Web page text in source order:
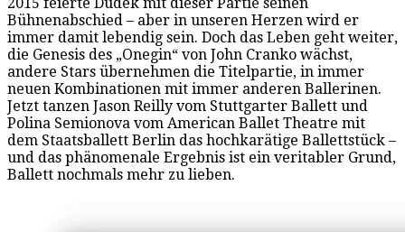
Bühnenabschied – aber in unseren Herzen wird er
immer damit lebendig sein. Doch das Leben geht weiter,
die Genesis des „Onegin“ von John Cranko wächst,
andere Stars übernehmen die Titelpartie, in immer
neuen Kombinationen mit immer anderen Ballerinen.
Jetzt tanzen Jason Reilly vom Stuttgarter Ballett und
Polina Semionova vom American Ballet Theatre mit
dem Staatsballett Berlin das hochkarätige Ballettstück –
und das phänomenale Ergebnis ist ein veritabler Grund,
Ballett nochmals mehr zu lieben.